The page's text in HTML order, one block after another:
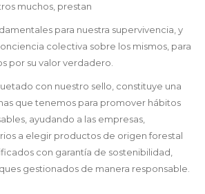
muchos, prestan
para nuestra supervivencia, y
colectiva sobre los mismos, para
por su valor verdadero.
con nuestro sello, constituye una
que tenemos para promover hábitos
ayudando a las empresas,
a elegir productos de origen forestal
con garantía de sostenibilidad,
gestionados de manera responsable.